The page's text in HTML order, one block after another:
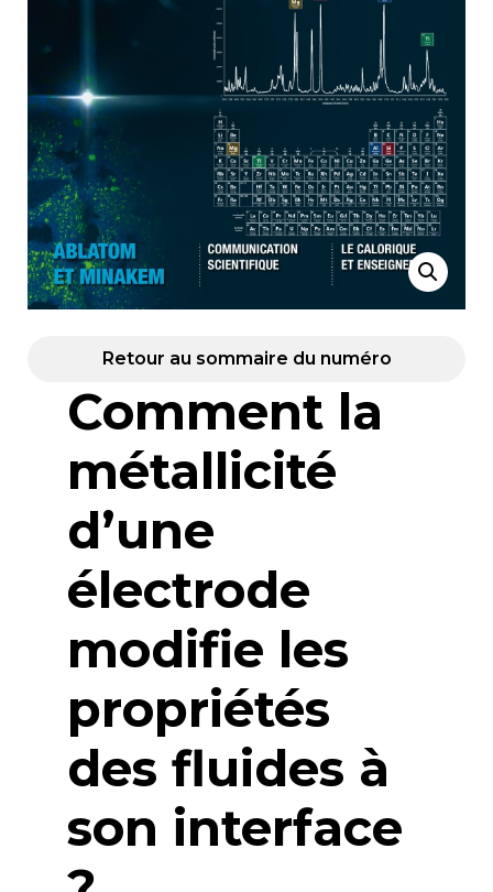
Retour au sommaire du numéro
Comment la
métallicité
d’une
électrode
modifie les
propriétés
des fluides à
son interface